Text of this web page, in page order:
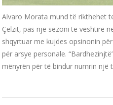
Alvaro Morata mund të rikthehet
Çelzit, pas një sezoni të vështirë
shqyrtuar me kujdes opsinonin
për arsye personale.
mënyrën për të bindur numrin një